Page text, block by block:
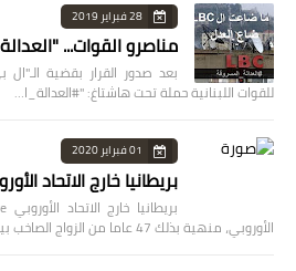
28 فبراير 2019
مناصرو القوات...
بعد صدور القرار بقضية
للقوات اللبنانية حملة تحت هاشتاغ: "#العدالة_ا…
01 فبراير 2020
بريطانيا خارج الاتحاد
الأوروبي، منهية بذلك 47 عاما من الزواج الصاخب بين لند…